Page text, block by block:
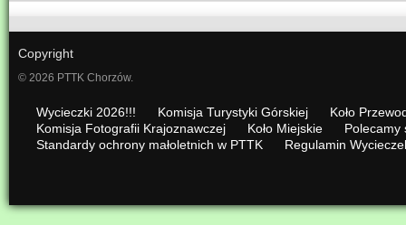
Copyright
© 2026 PTTK Chorzów.
Wycieczki 2026!!! Komisja Turystyki Górskiej
Koło
Komisja Fotografii Krajoznawczej
Koło Miejskie
Polecamy
Standardy ochrony małoletnich w PTTK
Regulamin